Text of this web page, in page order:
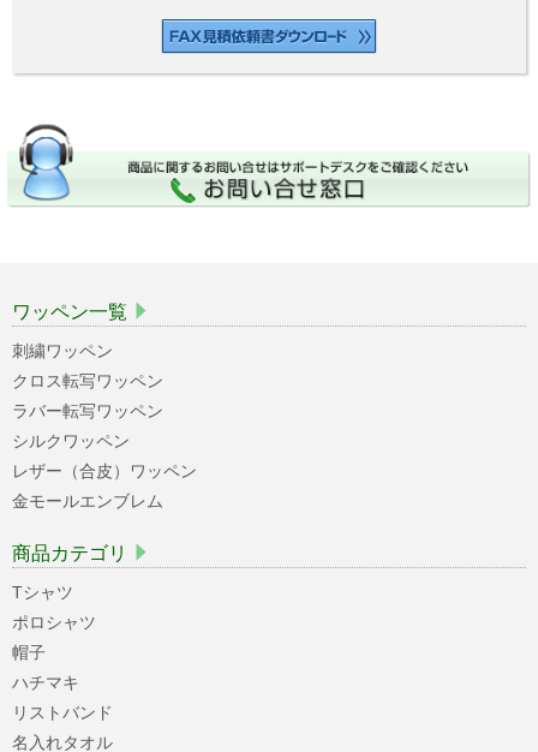
ワッペン一覧
刺繍ワッペン
クロス転写ワッペン
ラバー転写ワッペン
シルクワッペン
レザー（合皮）ワッペン
金モールエンブレム
商品カテゴリ
Tシャツ
ポロシャツ
帽子
ハチマキ
リストバンド
名入れタオル